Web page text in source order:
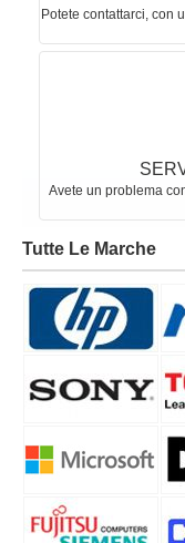
Tutte Le Marche
Categorie
ACER